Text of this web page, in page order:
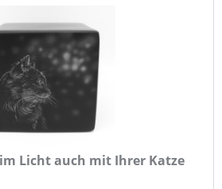
Licht auch mit Ihrer Katze